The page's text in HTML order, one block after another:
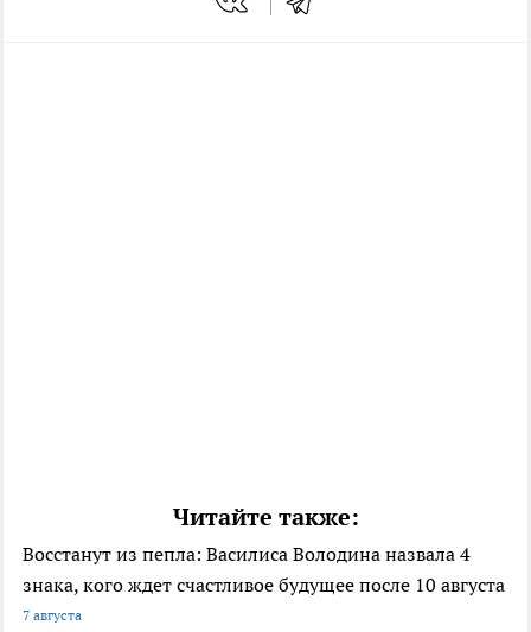
Читайте также:
Восстанут из пепла: Василиса Володина назвала 4
знака, кого ждет счастливое будущее после 10 августа
7 августа